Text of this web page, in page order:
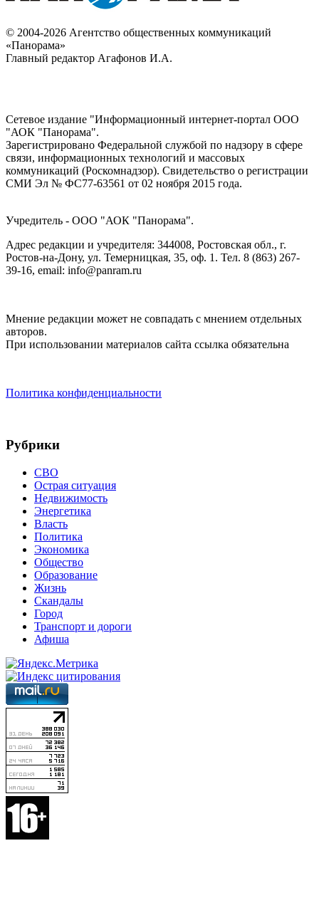
© 2004-2026 Агентство общественных коммуникаций
«Панорама»
Главный редактор Агафонов И.А.
Сетевое издание "Информационный интернет-портал ООО
"АОК "Панорама".
Зарегистрировано Федеральной службой по надзору в сфере
связи, информационных технологий и массовых
коммуникаций (Роскомнадзор). Cвидетельство о регистрации
СМИ Эл № ФС77-63561 от 02 ноября 2015 года.
Учредитель - ООО "АОК "Панорама".
Адрес редакции и учредителя: 344008, Ростовская обл., г.
Ростов-на-Дону, ул. Темерницкая, 35, оф. 1. Тел. 8 (863) 267-
39-16, email: info@panram.ru
Мнение редакции может не совпадать с мнением отдельных
авторов.
При использовании материалов сайта ссылка обязательна
Политика конфиденциальности
Рубрики
СВО
Острая ситуация
Недвижимость
Энергетика
Власть
Политика
Экономика
Общество
Образование
Жизнь
Скандалы
Город
Транспорт и дороги
Афиша